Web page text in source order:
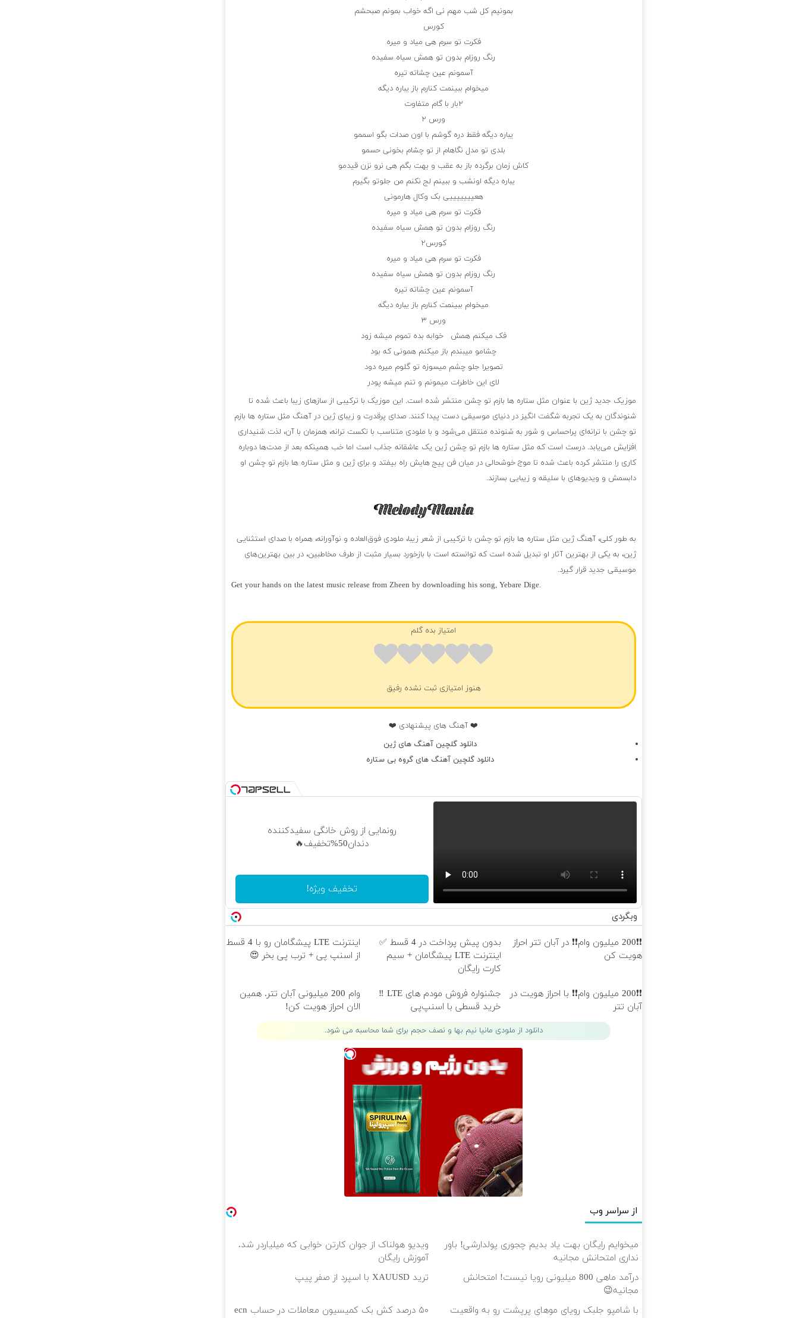
بمونیم کل شب مهم نی اگه خواب بمونم صبحشم
کورس
فکرت تو سرم هی میاد و میره
رنگ روزام بدون تو همش سیاه سفیده
آسمونم عین چشاته تیره
میخوام ببینمت کنارم باز یباره دیگه
۲بار با گام متفاوت
ورس ۲
یباره دیگه فقط دره گوشم با اون صدات بگو اسممو
بلدی تو مدل نگاهام از تو چشام بخونی حسمو
کاش زمان برگرده باز به عقب و بهت بگم هی نرو نزن قیدمو
یباره دیگه اونشب و ببینم لج نکنم من جلوتو بگیرم
هعیییییییی بک وکال هارمونی
فکرت تو سرم هی میاد و میره
رنگ روزام بدون تو همش سیاه سفیده
کورس۲
فکرت تو سرم هی میاد و میره
رنگ روزام بدون تو همش سیاه سفیده
آسمونم عین چشاته تیره
میخوام ببینمت کنارم باز یباره دیگه
ورس ۳
فک میکنم همش خوابه بده تموم میشه زود
چشامو میبندم باز میکنم همونی که بود
تصویرا جلو چشم میسوزه تو گلوم میره دود
لای این خاطرات میمونم و تنم میشه پودر
موزیک جدید ژین با عنوان مثل ستاره ها بازم تو چشن منتشر شده است. این موزیک با ترکیبی از سازهای زیبا باعث شده تا
شنوندگان به یک تجربه شگفت انگیز در دنیای موسیقی دست پیدا کنند. صدای پرقدرت و زیبای ژین در آهنگ مثل ستاره ها بازم
تو چشن با ترانه‌ای پراحساس و شور به شنونده منتقل می‌شود و با ملودی متناسب با تکست ترانه، همزمان با آن، لذت شنیداری
افزایش می‌یابد. درست است که مثل ستاره ها بازم تو چشن ژین یک عاشقانه جذاب است اما خب همینکه بعد از مدت‌ها دوباره
کاری را منتشر کرده باعث شده تا موج خوشحالی در میان فن پیج هایش راه بیفتد و برای ژین و مثل ستاره ها بازم تو چشن او
دابسمش و ویدیوهای با سلیقه و زیبایی بسازند.
به طور کلی، آهنگ ژین مثل ستاره ها بازم تو چشن با ترکیبی از شعر زیبا، ملودی فوق‌العاده و نوآورانه، همراه با صدای استثنایی
ژین، به یکی از بهترین آثار او تبدیل شده است که توانسته است با بازخورد بسیار مثبت از طرف مخاطبین، در بین بهترین‌های
موسیقی جدید قرار گیرد.
Get your hands on the latest music release from Zheen by downloading his song, Yebare Dige.
امتیاز بده گلم
هنوز امتیازی ثبت نشده رفیق
❤️ آهنگ های پیشنهادی ❤️
دانلود گلچین آهنگ های ژین
دانلود گلچین آهنگ های گروه بی ستاره
رونمایی از روش خانگی سفیدکننده
دندان50%تخفیف🔥
تخفیف ویژه!
وبگردی
❗❗200 میلیون وام❗❗ در آبان تتر احراز
هویت کن
بدون پیش پرداخت در 4 قسط ✅
اینترنت LTE پیشگامان + سیم
کارت رایگان
اینترنت LTE پیشگامان رو با 4 قسط
از اسنپ پی + ترب پی بخر 😍
❗❗200 میلیون وام❗❗ با احراز هویت در
آبان تتر
جشنواره فروش مودم های LTE ‼️
خرید قسطی با اسنپ‌پی
وام 200 میلیونی آبان تتر. همین
الان احراز هویت کن!
دانلود از ملودی مانیا نیم بها و نصف حجم برای شما محاسبه می شود.
از سراسر وب
میخوایم رایگان بهت یاد بدیم چجوری پولدارشی! باور
نداری امتحانش مجانیه
ویدیو هولناک از جوان کارتن خوابی که میلیاردر شد.
آموزش رایگان
درآمد ماهی 800 میلیونی رویا نیست! امتحانش
مجانیه😉
ترید XAUUSD با اسپرد از صفر پیپ
با شامپو جلبک رویای موهای پرپشت رو به واقعیت
۵۰ درصد کش بک کمیسیون معاملات در حساب ecn